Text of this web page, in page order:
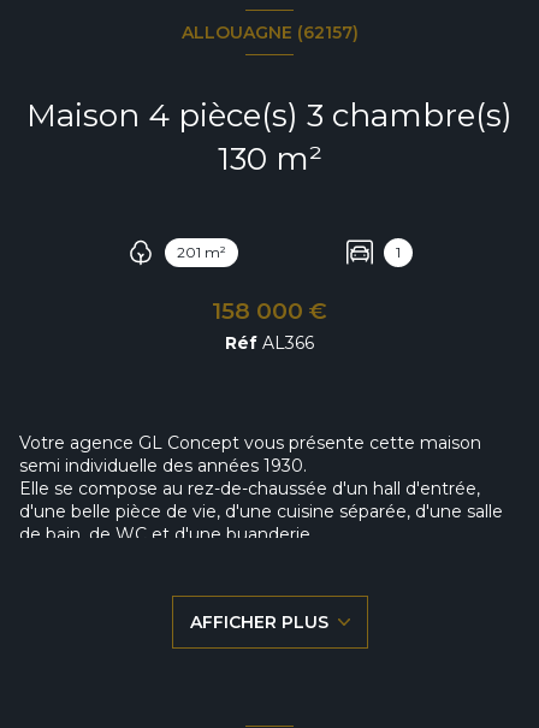
ALLOUAGNE (62157)
Maison 4 pièce(s) 3 chambre(s)
130 m²
201 m² 1
158 000 €
Réf AL366
Votre agence GL Concept vous présente cette maison
semi individuelle des années 1930.
Elle se compose au rez-de-chaussée d'un hall d'entrée,
d'une belle pièce de vie, d'une cuisine séparée, d'une salle
de bain, de WC et d'une buanderie.
La maison dispose également d'un jardin et d'un garage.
Contactez nous au 06.75.60.52.30 ou au 03.21.64.19.28 pour
plus de renseignements et pour visiter.
AFFICHER PLUS